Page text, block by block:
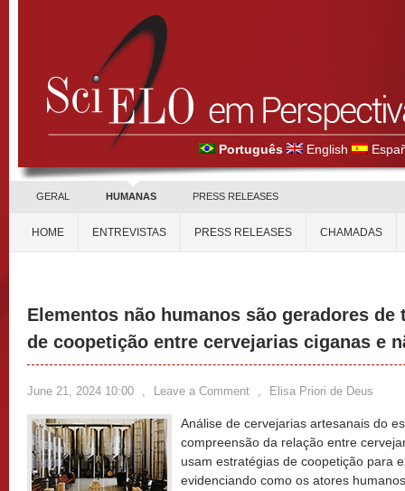
Português English
GERAL HUMANAS PRESS RELEASES
HOME ENTREVISTAS PRESS RELEASES CHAMADAS
Elementos não humanos são geradores de
de coopetição entre cervejarias ciganas e
June 21, 2024 10:00 , Leave a Comment , Elisa Priori de Deus
Análise de cervejarias artesanais do
compreensão da relação entre
usam estratégias de coopetição para
evidenciando como os atores